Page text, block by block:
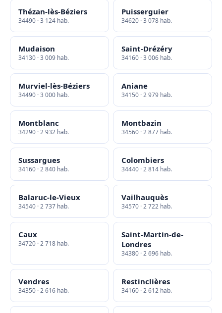
Thézan-lès-Béziers
34490 · 3 124 hab.
Puisserguier
34620 · 3 078 hab.
Mudaison
34130 · 3 009 hab.
Saint-Drézéry
34160 · 3 006 hab.
Murviel-lès-Béziers
34490 · 3 000 hab.
Aniane
34150 · 2 979 hab.
Montblanc
34290 · 2 932 hab.
Montbazin
34560 · 2 877 hab.
Sussargues
34160 · 2 840 hab.
Colombiers
34440 · 2 814 hab.
Balaruc-le-Vieux
34540 · 2 737 hab.
Vailhauquès
34570 · 2 722 hab.
Caux
34720 · 2 718 hab.
Saint-Martin-de-
Londres
34380 · 2 696 hab.
Vendres
34350 · 2 616 hab.
Restinclières
34160 · 2 612 hab.